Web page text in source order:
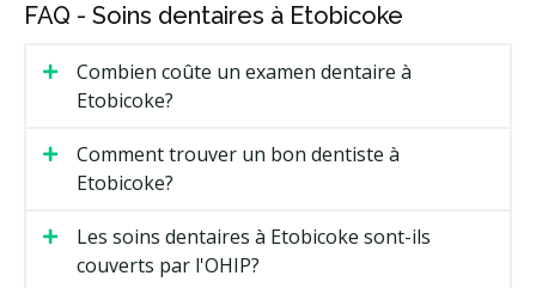
FAQ - Soins dentaires à Etobicoke
Combien coûte un examen dentaire à
Etobicoke?
Comment trouver un bon dentiste à
Etobicoke?
Les soins dentaires à Etobicoke sont-ils
couverts par l'OHIP?